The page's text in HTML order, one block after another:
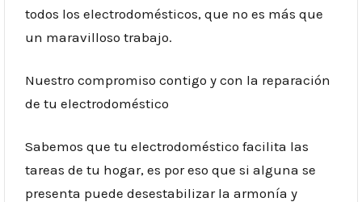
todos los electrodomésticos, que no es más que
un maravilloso trabajo.
Nuestro compromiso contigo y con la reparación
de tu electrodoméstico
Sabemos que tu electrodoméstico facilita las
tareas de tu hogar, es por eso que si alguna se
presenta puede desestabilizar la armonía y